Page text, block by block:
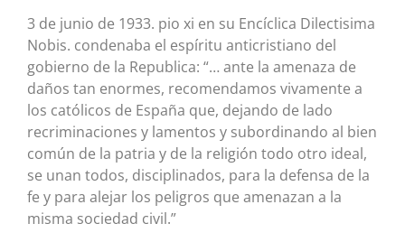
3 de junio de 1933. pio xi en su Encíclica Dilectisima
Nobis. condenaba el espíritu anticristiano del
gobierno de la Republica: “… ante la amenaza de
daños tan enormes, recomendamos vivamente a
los católicos de España que, dejando de lado
recriminaciones y lamentos y subordinando al bien
común de la patria y de la religión todo otro ideal,
se unan todos, disciplinados, para la defensa de la
fe y para alejar los peligros que amenazan a la
misma sociedad civil.”